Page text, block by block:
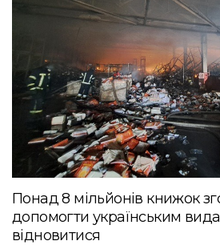
Понад 8 мільйонів книжок
допомогти українським
відновитися